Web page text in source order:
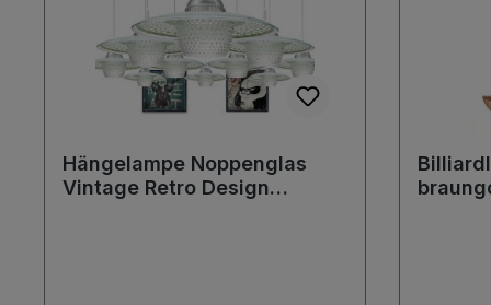
Hängelampe Noppenglas
Vintage Retro Design